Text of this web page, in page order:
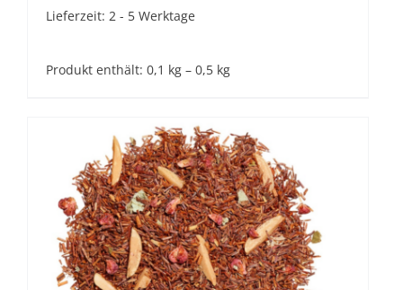
Lieferzeit: 2 - 5 Werktage
Produkt enthält: 0,1 kg– 0,5 kg